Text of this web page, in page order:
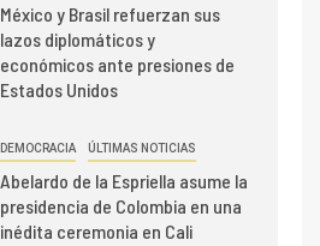
México y Brasil refuerzan sus
lazos diplomáticos y
económicos ante presiones de
Estados Unidos
DEMOCRACIA ÚLTIMAS NOTICIAS
Abelardo de la Espriella asume la
presidencia de Colombia en una
inédita ceremonia en Cali